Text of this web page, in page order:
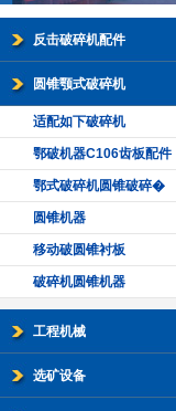
反击破碎机配件
圆锥颚式破碎机
适配如下破碎机
鄂破机器C106齿板配件
鄂式破碎机圆锥破碎�
圆锥机器
移动破圆锥衬板
破碎机圆锥机器
工程机械
选矿设备